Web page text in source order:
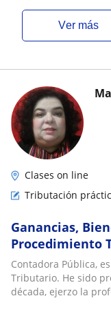
ver más
Clases on line
Tributación
Ganancias,
Procedimiento
Contadora Pública,
Tributario. He sido
década, ejerzo la